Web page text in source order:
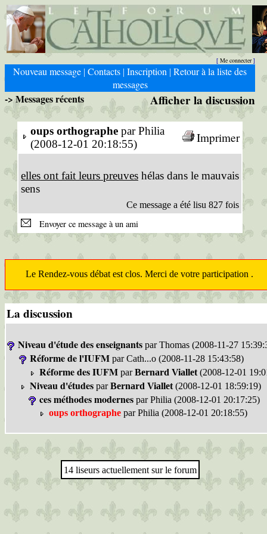
[ Me connecter]
Nouveau message | Contacts | Inscription | Retour à la liste des
messages
-> Messages récents Afficher la discussion
oups orthographe par Philia
(2008-12-01 20:18:55)
Imprimer
elles ont fait leurs preuves hélas dans le mauvais
sens
Ce message a été lisu 827 fois
Envoyer ce message à un ami
Le Rendez-vous débat est clos. Merci de votre participation .
La discussion
Niveau d'étude des enseignants par Thomas (2008-11-27
Réforme de l'IUFM par Cath...o (2008-11-28 15:43:58)
Réforme des IUFM parBernard Viallet (2008-12-01
Niveau d'études parBernard Viallet (2008-12-01 18:59:19)
ces méthodes modernes par Philia (2008-12-01 20:17:25)
oups orthographe par Philia (2008-12-01 20:18:55)
14 liseurs actuellement sur le forum